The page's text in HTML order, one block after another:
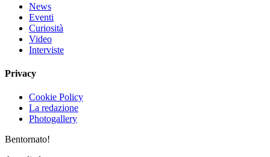
News
Eventi
Curiosità
Video
Interviste
Privacy
Cookie Policy
La redazione
Photogallery
Bentornato!